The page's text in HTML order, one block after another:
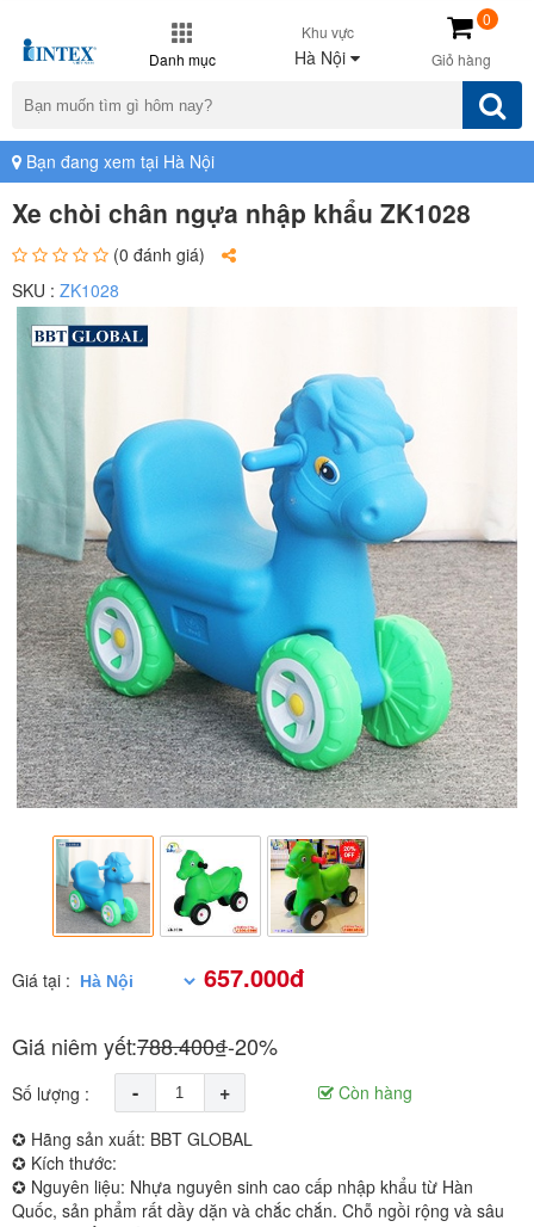
Danh mục
Khu vực
Hà Nội Giỏ hàng
0
Bạn đang xem tại Hà Nội
Xe chòi chân ngựa nhập khẩu ZK1028
(0 đánh giá)
SKU : ZK1028
Giá tại : 657.000đ
Giá niêm yết:788.400₫-20%
Số lượng : - +
Còn hàng
✪ Hãng sản xuất: BBT GLOBAL
✪ Kích thước:
✪ Nguyên liệu: Nhựa nguyên sinh cao cấp nhập khẩu từ Hàn
Quốc, sản phẩm rất dầy dặn và chắc chắn. Chỗ ngồi rộng và sâu